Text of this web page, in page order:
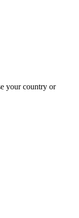
your country or